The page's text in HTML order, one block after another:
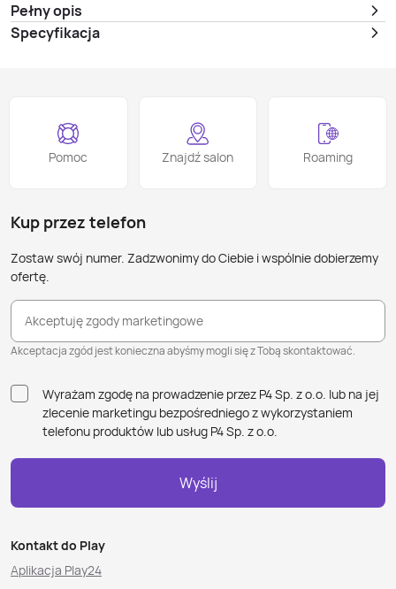
Pełny opis
Specyfikacja
Pomoc Znajdź salon Roaming
Kup przez telefon
Zostaw swój numer. Zadzwonimy do Ciebie i wspólnie dobierzemy
ofertę.
Akceptuję zgody marketingowe
Akceptacja zgód jest konieczna abyśmy mogli się z Tobą skontaktować.
Wyrażam zgodę na prowadzenie przez P4 Sp. z o.o. lub na jej
zlecenie marketingu bezpośredniego z wykorzystaniem
telefonu produktów lub usług P4 Sp. z o.o.
Wyślij
Kontakt do Play
Aplikacja Play24